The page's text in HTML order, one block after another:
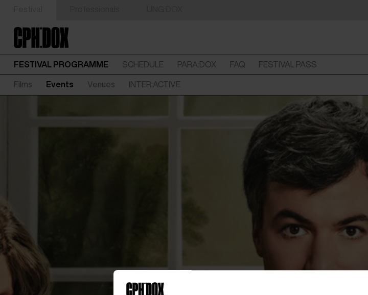
FESTIVAL PROGRAMME SCHEDULE PARA:DOX FAQ FESTIVAL PASS
Films Events Venues INTER:ACTIVE